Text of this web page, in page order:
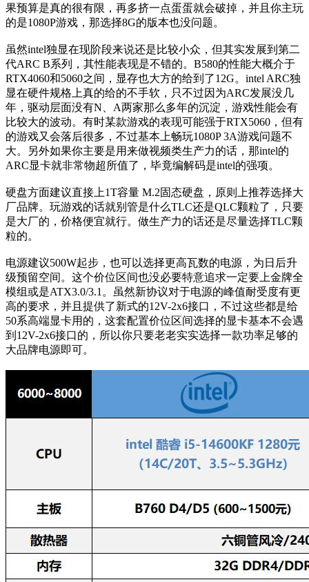
果预算是真的很有限，再多挤一点蛋蛋就会破掉，并且你主玩
的是1080P游戏，那选择8G的版本也没问题。
虽然intel独显在现阶段来说还是比较小众，但其实发展到第二
代ARC B系列，其性能表现是不错的。B580的性能大概介于
RTX4060和5060之间，显存也大方的给到了12G。intel ARC独
显在硬件规格上真的给的不手软，只不过因为ARC发展没几
年，驱动层面没有N、A两家那么多年的沉淀，游戏性能会有
比较大的波动。有时某款游戏的表现可能强于RTX5060，但有
的游戏又会落后很多，不过基本上畅玩1080P 3A游戏问题不
大。另外如果你主要是用来做视频类生产力的话，那intel的
ARC显卡就非常物超所值了，毕竟编解码是intel的强项。
硬盘方面建议直接上1T容量 M.2固态硬盘，原则上推荐选择大
厂品牌。玩游戏的话就别管是什么TLC还是QLC颗粒了，只要
是大厂的，价格便宜就行。做生产力的话还是尽量选择TLC颗
粒的。
电源建议500W起步，也可以选择更高瓦数的电源，为日后升
级预留空间。这个价位区间也没必要特意追求一定要上金牌全
模组或是ATX3.0/3.1。虽然新协议对于电源的峰值耐受度有更
高的要求，并且提供了新式的12V-2x6接口，不过这些都是给
50系高端显卡用的，这套配置价位区间选择的显卡基本不会遇
到12V-2x6接口的，所以你只要老老实实选择一款功率足够的
大品牌电源即可。